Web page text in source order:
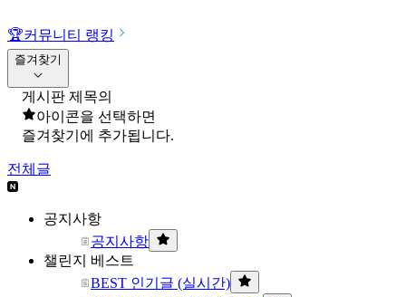
🏆커뮤니티 랭킹
즐겨찾기
게시판 제목의
아이콘을 선택하면
즐겨찾기에 추가됩니다.
전체글
공지사항
공지사항
챌린지 베스트
BEST 인기글 (실시간)